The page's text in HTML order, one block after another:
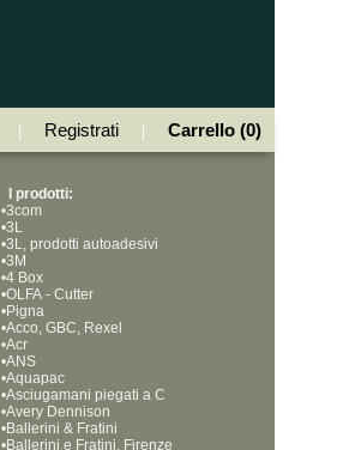
Registrati Carrello (0)
I prodotti:
•3com
•3L
•3L, prodotti autoadesivi
•3M
•4 Box
•OLFA - Cutter
•Pigna
•Acco, GBC, Rexel
•Acr
•ANS
•Aquapac
•Asciugamani piegati a C
•Avery Dennison
•Ballerini & Fratini
•Ballerini e Fratini, Firenze